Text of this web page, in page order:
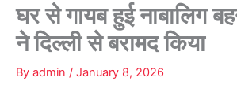
घर से गायब हुई नाबालिग
ने दिल्ली से बरामद किया
By admin / January 8, 2026